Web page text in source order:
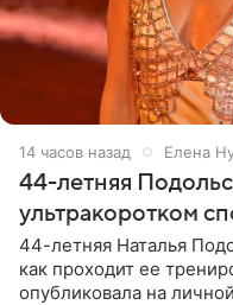
14 часов назад Елена
44-летняя
ультракоротком
44-летняя Наталья
как проходит ее
опубликовала на